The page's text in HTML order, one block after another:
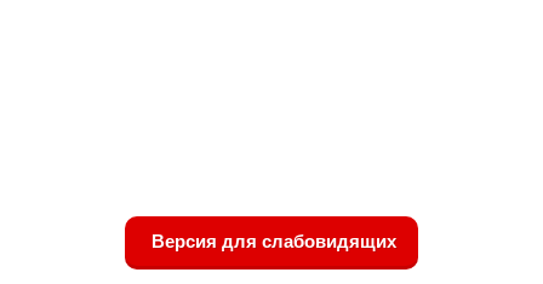
Версия для слабовидящих